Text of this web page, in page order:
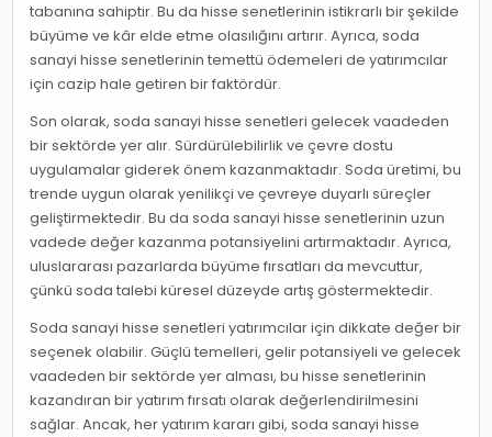
tabanına sahiptir. Bu da hisse senetlerinin istikrarlı bir şekilde
büyüme ve kâr elde etme olasılığını artırır. Ayrıca, soda
sanayi hisse senetlerinin temettü ödemeleri de yatırımcılar
için cazip hale getiren bir faktördür.
Son olarak, soda sanayi hisse senetleri gelecek vaadeden
bir sektörde yer alır. Sürdürülebilirlik ve çevre dostu
uygulamalar giderek önem kazanmaktadır. Soda üretimi, bu
trende uygun olarak yenilikçi ve çevreye duyarlı süreçler
geliştirmektedir. Bu da soda sanayi hisse senetlerinin uzun
vadede değer kazanma potansiyelini artırmaktadır. Ayrıca,
uluslararası pazarlarda büyüme fırsatları da mevcuttur,
çünkü soda talebi küresel düzeyde artış göstermektedir.
Soda sanayi hisse senetleri yatırımcılar için dikkate değer bir
seçenek olabilir. Güçlü temelleri, gelir potansiyeli ve gelecek
vaadeden bir sektörde yer alması, bu hisse senetlerinin
kazandıran bir yatırım fırsatı olarak değerlendirilmesini
sağlar. Ancak, her yatırım kararı gibi, soda sanayi hisse